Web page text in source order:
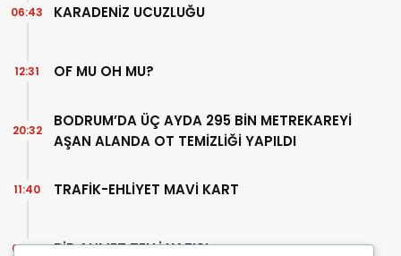
KARADENİZ UCUZLUĞU
06:43
OF MU OH MU?
12:31
BODRUM’DA ÜÇ AYDA 295 BİN METREKAREYİ
AŞAN ALANDA OT TEMİZLİĞİ YAPILDI
20:32
TRAFİK-EHLİYET MAVİ KART
11:40
BİR AHMET TELLİ YAZISI
07:30